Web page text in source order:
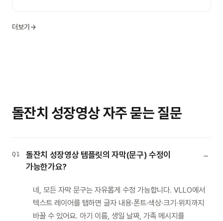
더보기 →
돌잔치 성장영상 자주 묻는 질문
Q1
돌잔치 성장영상 템플릿의 자막(문구) 수정이
가능한가요?
네, 모든 자막 문구는 자유롭게 수정 가능합니다. VLLO에서
텍스트 레이어를 탭하면 글자 내용·폰트·색상·크기·위치까지
바꿀 수 있어요. 아기 이름, 생일 날짜, 가족 메시지를